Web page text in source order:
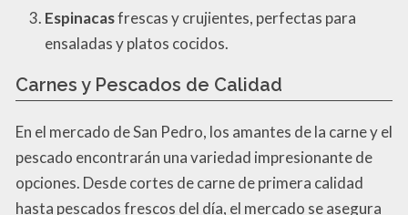
Espinacasfrescas y crujientes, perfectas para
ensaladas y platos cocidos.
Carnes y Pescados de Calidad
En el mercado de San Pedro, los amantes de la carne y el
pescado encontrarán una variedad impresionante de
opciones. Desde cortes de carne de primera calidad
hasta pescados frescos del día, el mercado se asegura